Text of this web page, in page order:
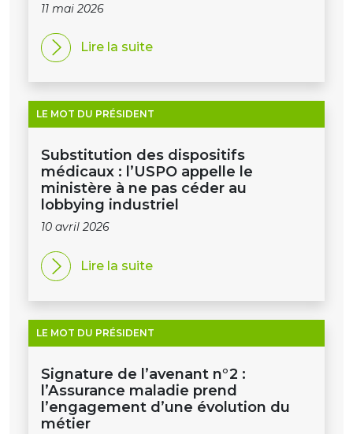
11 mai 2026
Lire la suite
LE MOT DU PRÉSIDENT
Substitution des dispositifs
médicaux : l’USPO appelle le
ministère à ne pas céder au
lobbying industriel
10 avril 2026
Lire la suite
LE MOT DU PRÉSIDENT
Signature de l’avenant n°2 :
l’Assurance maladie prend
l’engagement d’une évolution du
métier